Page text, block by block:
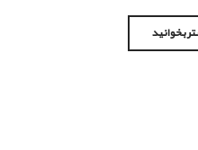
بخوانید